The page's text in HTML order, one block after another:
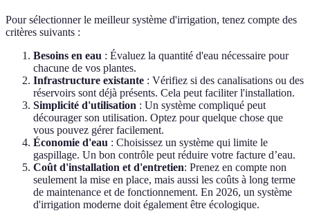
Pour sélectionner le meilleur système d'irrigation, tenez compte des
critères suivants :
Besoins en eau : Évaluez la quantité d'eau nécessaire pour
chacune de vos plantes.
Infrastructure existante : Vérifiez si des canalisations ou des
réservoirs sont déjà présents. Cela peut faciliter l'installation.
Simplicité d'utilisation : Un système compliqué peut
décourager son utilisation. Optez pour quelque chose que
vous pouvez gérer facilement.
Économie d'eau : Choisissez un système qui limite le
gaspillage. Un bon contrôle peut réduire votre facture d’eau.
Coût d'installation et d'entretien: Prenez en compte non
seulement la mise en place, mais aussi les coûts à long terme
de maintenance et de fonctionnement. En 2026, un système
d'irrigation moderne doit également être écologique.